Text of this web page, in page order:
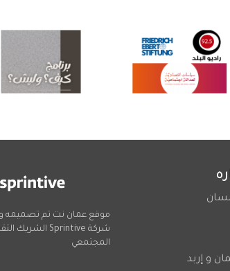
و إربد
موقع عمان نت تم تصميمه
شركة Sprintive الشريك
المجتمعي